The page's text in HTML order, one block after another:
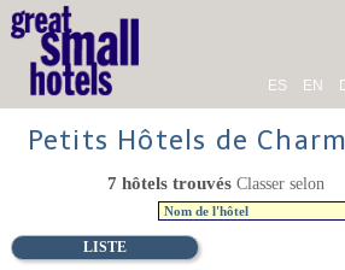
ES EN
Petits Hôtels de
LISTE
7 hôtels trouvés Classer selon